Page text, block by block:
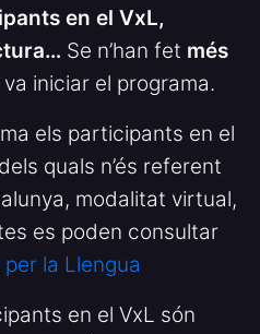
en el VxL,
Se n’han fet més
iniciar el programa.
els participants en el
quals n’és referent
modalitat virtual,
es poden consultar
la Llengua
en el VxL són